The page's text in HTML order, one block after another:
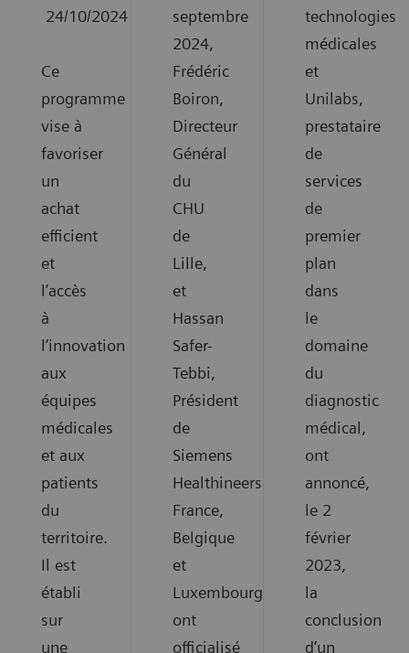
24/10/2024
Ce
programme
vise à
favoriser
un
achat
efficient
et
l’accès
à
l’innovation
aux
équipes
médicales
et aux
patients
du
territoire.
Il est
établi
sur
une
septembre
2024,
Frédéric
Boiron,
Directeur
Général
du
CHU
de
Lille,
et
Hassan
Safer-
Tebbi,
Président
de
Siemens
Healthineers
France,
Belgique
et
Luxembourg,
ont
officialisé
technologies
médicales
et
Unilabs,
prestataire
de
services
de
premier
plan
dans
le
domaine
du
diagnostic
médical,
ont
annoncé,
le 2
février
2023,
la
conclusion
d’un